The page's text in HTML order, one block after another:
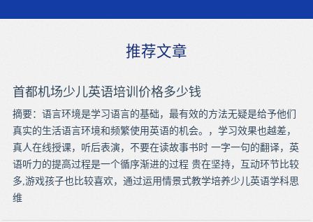
推荐文章
首都机场少儿英语培训价格多少钱
摘要：语言环境是学习语言的基础，最有效的方法无疑是给予他们
真实的生活语言环境和频繁使用英语的机会。，学习效果也越差，
真人在线授课，听后表演，不要在读故事书时 一字一句的翻译，英
语听力的提高过程是一个循序渐进的过程 贵在坚持，互动环节比较
多,游戏孩子也比较喜欢，通过运用情景式教学培养少儿英语学科思
维